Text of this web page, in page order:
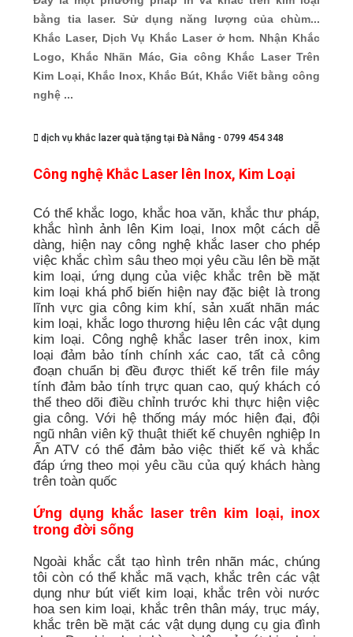
bằng tia laser. Sử dụng năng lượng của chùm...
Khắc Laser, Dịch Vụ Khắc Laser ở hcm. Nhận Khắc
Logo, Khắc Nhãn Mác, Gia công Khắc Laser Trên
Kim Loại, Khắc Inox, Khắc Bút, Khắc Viết bằng công
nghệ ...
dịch vụ khắc lazer quà tặng tại Đà Nẵng - 0799 454 348
Công nghệ Khắc Laser lên Inox, Kim Loại
Có thể khắc logo, khắc hoa văn, khắc thư pháp,
khắc hình ảnh lên Kim loại, Inox một cách dễ
dàng, hiện nay công nghệ khắc laser cho phép
việc khắc chìm sâu theo mọi yêu cầu lên bề mặt
kim loại, ứng dụng của việc khắc trên bề mặt
kim loại khá phổ biến hiện nay đặc biệt là trong
lĩnh vực gia công kim khí, sản xuất nhãn mác
kim loại, khắc logo thương hiệu lên các vật dụng
kim loại. Công nghệ khắc laser trên inox, kim
loại đảm bảo tính chính xác cao, tất cả công
đoạn chuẩn bị đều được thiết kế trên file máy
tính đảm bảo tính trực quan cao, quý khách có
thể theo dõi điều chỉnh trước khi thực hiện việc
gia công. Với hệ thống máy móc hiện đại, đội
ngũ nhân viên kỹ thuật thiết kế chuyên nghiệp In
Ấn ATV có thể đảm bảo việc thiết kế và khắc
đáp ứng theo mọi yêu cầu của quý khách hàng
trên toàn quốc
Ứng dụng khắc laser trên kim loại, inox
trong đời sống
Ngoài khắc cắt tạo hình trên nhãn mác, chúng
tôi còn có thể khắc mã vạch, khắc trên các vật
dụng như bút viết kim loại, khắc trên vòi nước
hoa sen kim loại, khắc trên thân máy, trục máy,
khắc trên bề mặt các vật dụng dụng cụ gia đình